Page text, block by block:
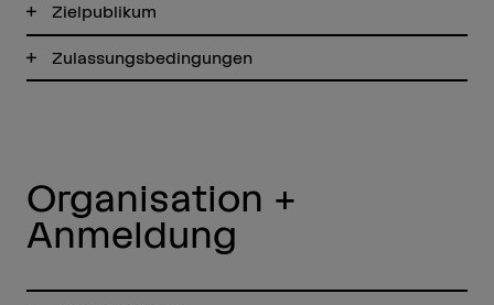
Zielpublikum
Zulassungsbedingungen
Organisation +
Anmeldung